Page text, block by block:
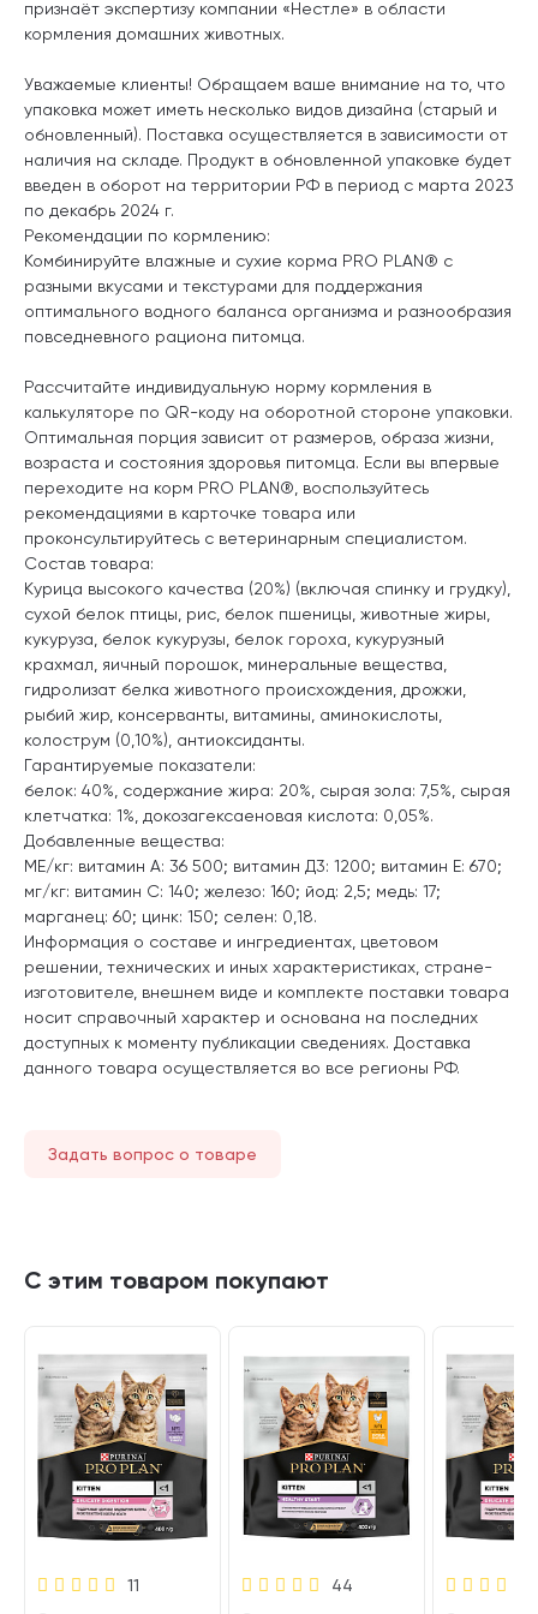
признаёт экспертизу компании «Нестле» в области
кормления домашних животных.
Уважаемые клиенты! Обращаем ваше внимание на то, что
упаковка может иметь несколько видов дизайна (старый и
обновленный). Поставка осуществляется в зависимости от
наличия на складе. Продукт в обновленной упаковке будет
введен в оборот на территории РФ в период с марта 2023
по декабрь 2024 г.
Рекомендации по кормлению:
Комбинируйте влажные и сухие корма PRO PLAN® с
разными вкусами и текстурами для поддержания
оптимального водного баланса организма и разнообразия
повседневного рациона питомца.
Рассчитайте индивидуальную норму кормления в
калькуляторе по QR-коду на оборотной стороне упаковки.
Оптимальная порция зависит от размеров, образа жизни,
возраста и состояния здоровья питомца. Если вы впервые
переходите на корм PRO PLAN®, воспользуйтесь
рекомендациями в карточке товара или
проконсультируйтесь с ветеринарным специалистом.
Состав товара:
Курица высокого качества (20%) (включая спинку и грудку),
сухой белок птицы, рис, белок пшеницы, животные жиры,
кукуруза, белок кукурузы, белок гороха, кукурузный
крахмал, яичный порошок, минеральные вещества,
гидролизат белка животного происхождения, дрожжи,
рыбий жир, консерванты, витамины, аминокислоты,
колострум (0,10%), антиоксиданты.
Гарантируемые показатели:
белок: 40%, содержание жира: 20%, сырая зола: 7,5%, сырая
клетчатка: 1%, докозагексаеновая кислота: 0,05%.
Добавленные вещества:
МЕ/кг: витамин А: 36 500; витамин Д3: 1200; витамин E: 670;
мг/кг: витамин C: 140; железо: 160; йод: 2,5; медь: 17;
марганец: 60; цинк: 150; селен: 0,18.
Информация о составе и ингредиентах, цветовом
решении, технических и иных характеристиках, стране-
изготовителе, внешнем виде и комплекте поставки товара
носит справочный характер и основана на последних
доступных к моменту публикации сведениях. Доставка
данного товара осуществляется во все регионы РФ.
Задать вопрос о товаре
С этим товаром покупают
11 44